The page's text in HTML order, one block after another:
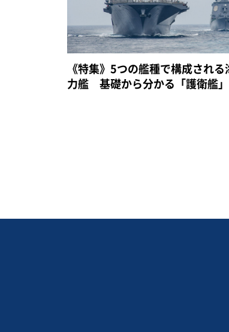
《特集》5つの艦種で構成される
力艦 基礎から分かる「護衛艦